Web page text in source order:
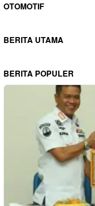
OTOMOTIF
BERITA UTAMA
BERITA POPULER